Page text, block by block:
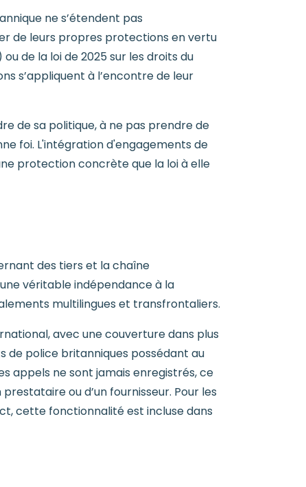
ne s’étendent pas
de leurs propres protections en vertu
de la loi de 2025 sur les droits du
s’appliquent à l’encontre de leur
de sa politique, à ne pas prendre de
foi. L'intégration d'engagements de
protection concrète que la loi à elle
des tiers et la chaîne
véritable indépendance à la
multilingues et transfrontaliers.
avec une couverture dans plus
de police britanniques possédant au
appels ne sont jamais enregistrés, ce
ou d’un fournisseur. Pour les
cette fonctionnalité est incluse dans